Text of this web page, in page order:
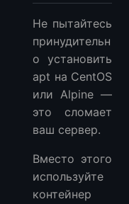
Не пытайтесь
принудительн
о установить
apt на CentOS
или Alpine —
это сломает
ваш сервер.
Вместо этого
используйте
контейнер